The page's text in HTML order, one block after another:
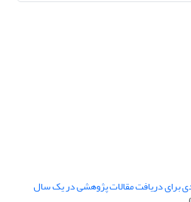
برای دریافت مقالات پژوهشی در یک سال